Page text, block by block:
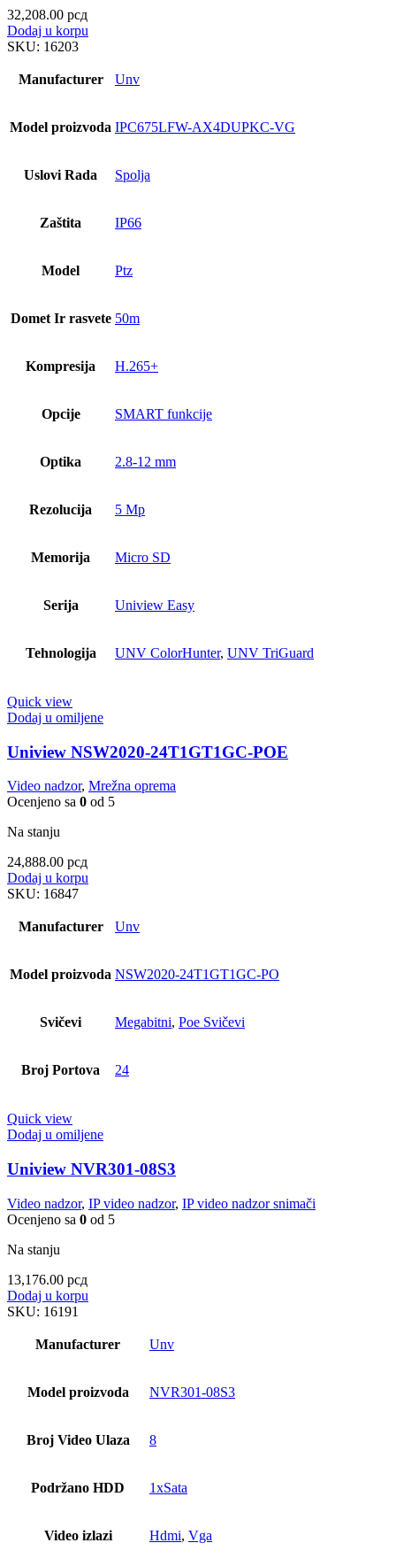
32,208.00 рсд
Dodaj u korpu
SKU: 16203
Manufacturer Unv
Model proizvoda IPC675LFW-AX4DUPKC-VG
Uslovi Rada Spolja
Zaštita IP66
Model Ptz
Domet Ir rasvete 50m
Kompresija H.265+
Opcije SMART funkcije
Optika 2.8-12 mm
Rezolucija 5 Mp
Memorija Micro SD
Serija Uniview Easy
Tehnologija UNV ColorHunter, UNV TriGuard
Quick view
Dodaj u omiljene
Uniview NSW2020-24T1GT1GC-POE
Video nadzor, Mrežna oprema
Ocenjeno sa 0 od 5
Na stanju
24,888.00 рсд
Dodaj u korpu
SKU: 16847
Manufacturer Unv
Model proizvoda NSW2020-24T1GT1GC-PO
Svičevi Megabitni, Poe Svičevi
Broj Portova 24
Quick view
Dodaj u omiljene
Uniview NVR301-08S3
Video nadzor, IP video nadzor, IP video nadzor snimači
Ocenjeno sa 0 od 5
Na stanju
13,176.00 рсд
Dodaj u korpu
SKU: 16191
Manufacturer Unv
Model proizvoda NVR301-08S3
Broj Video Ulaza 8
Podržano HDD 1xSata
Video izlazi Hdmi, Vga